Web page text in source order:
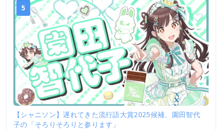
5
【シャニソン】遅れてきた流行語大賞2025候補、園田智代
子の「そろりそろりと参ります」